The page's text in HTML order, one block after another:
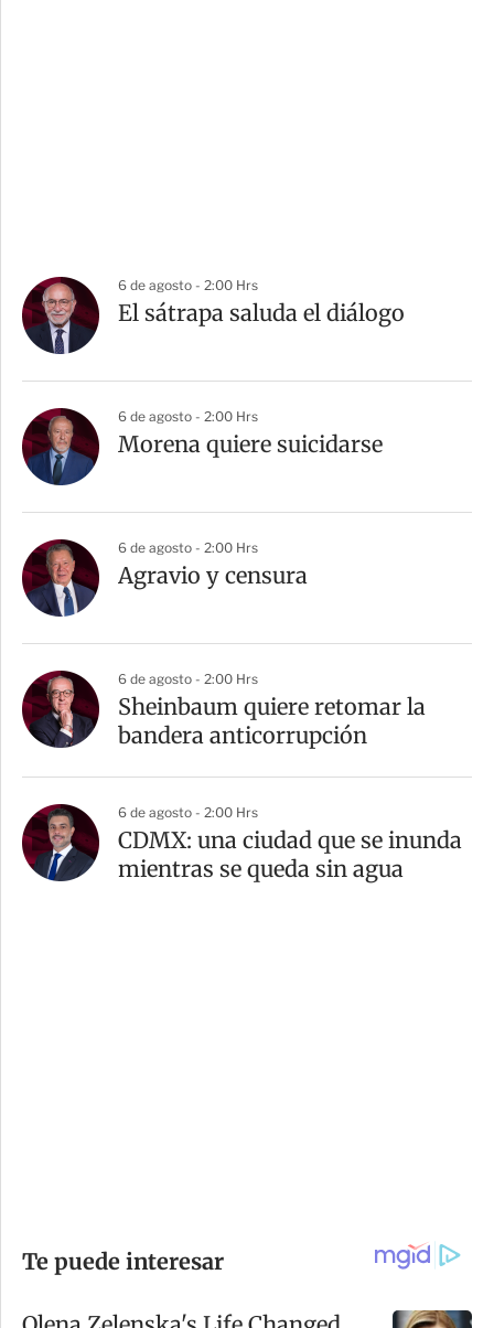
6 de agosto - 2:00 Hrs
El sátrapa saluda el diálogo
6 de agosto - 2:00 Hrs
Morena quiere suicidarse
6 de agosto - 2:00 Hrs
Agravio y censura
6 de agosto - 2:00 Hrs
Sheinbaum quiere retomar la
bandera anticorrupción
6 de agosto - 2:00 Hrs
CDMX: una ciudad que se inunda
mientras se queda sin agua